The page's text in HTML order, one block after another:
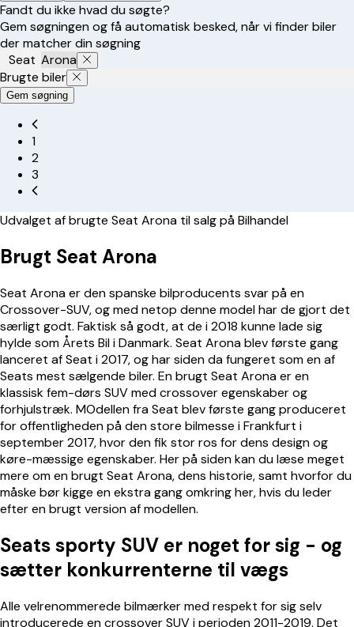
Fandt du ikke hvad du søgte?
Gem søgningen og få automatisk besked, når vi finder biler
der matcher din søgning
Seat Arona
Brugte biler
Gem søgning
1
2
3
Udvalget af brugte Seat Arona til salg på Bilhandel
Brugt Seat Arona
Seat Arona er den spanske bilproducents svar på en
Crossover-SUV, og med netop denne model har de gjort det
særligt godt. Faktisk så godt, at de i 2018 kunne lade sig
hylde som Årets Bil i Danmark. Seat Arona blev første gang
lanceret af Seat i 2017, og har siden da fungeret som en af
Seats mest sælgende biler. En brugt Seat Arona er en
klassisk fem-dørs SUV med crossover egenskaber og
forhjulstræk. MOdellen fra Seat blev første gang produceret
for offentligheden på den store bilmesse i Frankfurt i
september 2017, hvor den fik stor ros for dens design og
køre-mæssige egenskaber. Her på siden kan du læse meget
mere om en brugt Seat Arona, dens historie, samt hvorfor du
måske bør kigge en ekstra gang omkring her, hvis du leder
efter en brugt version af modellen.
Seats sporty SUV er noget for sig - og
sætter konkurrenterne til vægs
Alle velrenommerede bilmærker med respekt for sig selv
introducerede en crossover SUV i perioden 2011-2019. Det